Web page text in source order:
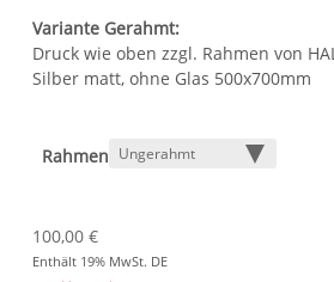
Variante Gerahmt:
Druck wie oben zzgl. Rahmen von
Silber matt, ohne Glas 500x700mm
Rahmen
100,00€
Enthält 19% MwSt. DE